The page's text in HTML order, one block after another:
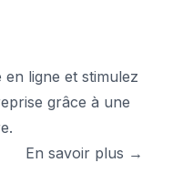
ligne et stimulez
grâce à une
En savoir plus →